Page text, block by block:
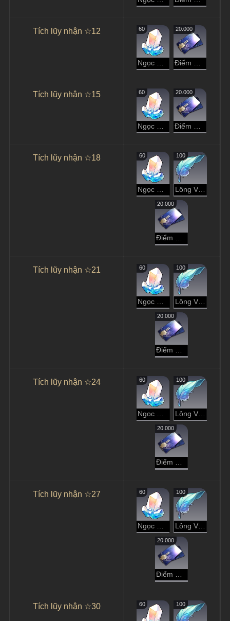
Tích lũy nhận ☆12 60 20.000
Tích lũy nhận ☆15 60 20.000
Tích lũy nhận ☆18 60 100
Lông Vũ Ngọc
20.000
Điểm Tín Dụng
Tích lũy nhận ☆21 60 100
Lông Vũ Ngọc
20.000
Điểm Tín Dụng
Tích lũy nhận ☆24 60 100
Lông Vũ Ngọc
20.000
Điểm Tín Dụng
Tích lũy nhận ☆27 60 100
Lông Vũ Ngọc
20.000
Điểm Tín Dụng
Tích lũy nhận ☆30 60 100